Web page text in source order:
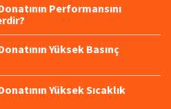
Performansını
Yüksek Basınç
Yüksek Sıcaklık